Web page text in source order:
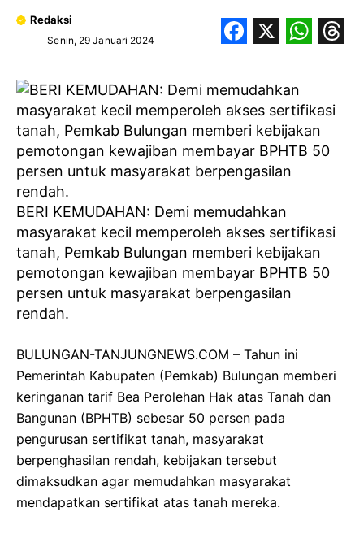
Redaksi
Senin, 29 Januari 2024
BERI KEMUDAHAN: Demi memudahkan
masyarakat kecil memperoleh akses sertifikasi
tanah, Pemkab Bulungan memberi kebijakan
pemotongan kewajiban membayar BPHTB 50
persen untuk masyarakat berpengasilan
rendah.
BULUNGAN-TANJUNGNEWS.COM – Tahun ini
Pemerintah Kabupaten (Pemkab) Bulungan memberi
keringanan tarif Bea Perolehan Hak atas Tanah dan
Bangunan (BPHTB) sebesar 50 persen pada
pengurusan sertifikat tanah, masyarakat
berpenghasilan rendah, kebijakan tersebut
dimaksudkan agar memudahkan masyarakat
mendapatkan sertifikat atas tanah mereka.